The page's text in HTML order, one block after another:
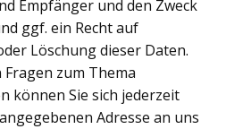
Empfänger und den Zweck
ggf. ein Recht auf
Löschung dieser Daten.
zum Thema
können Sie sich jederzeit
Adresse an uns